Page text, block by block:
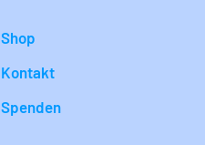
Shop
Kontakt
Spenden